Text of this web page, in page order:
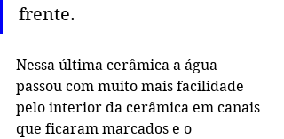
frente.
Nessa última cerâmica a água
passou com muito mais facilidade
pelo interior da cerâmica em canais
que ficaram marcados e o